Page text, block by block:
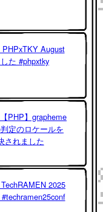
PHPxTKY August
た #phpxtky
PHP】grapheme
定のロケールを
されました
2025